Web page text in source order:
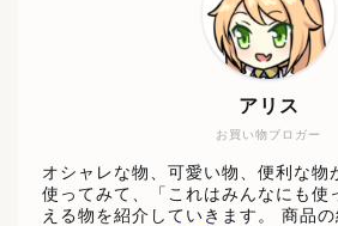
お買い物ブロガー
アリス
オシャレな物、可愛い物、便利な物
使ってみて、「これはみんなにも使
える物を紹介していきます。 商品